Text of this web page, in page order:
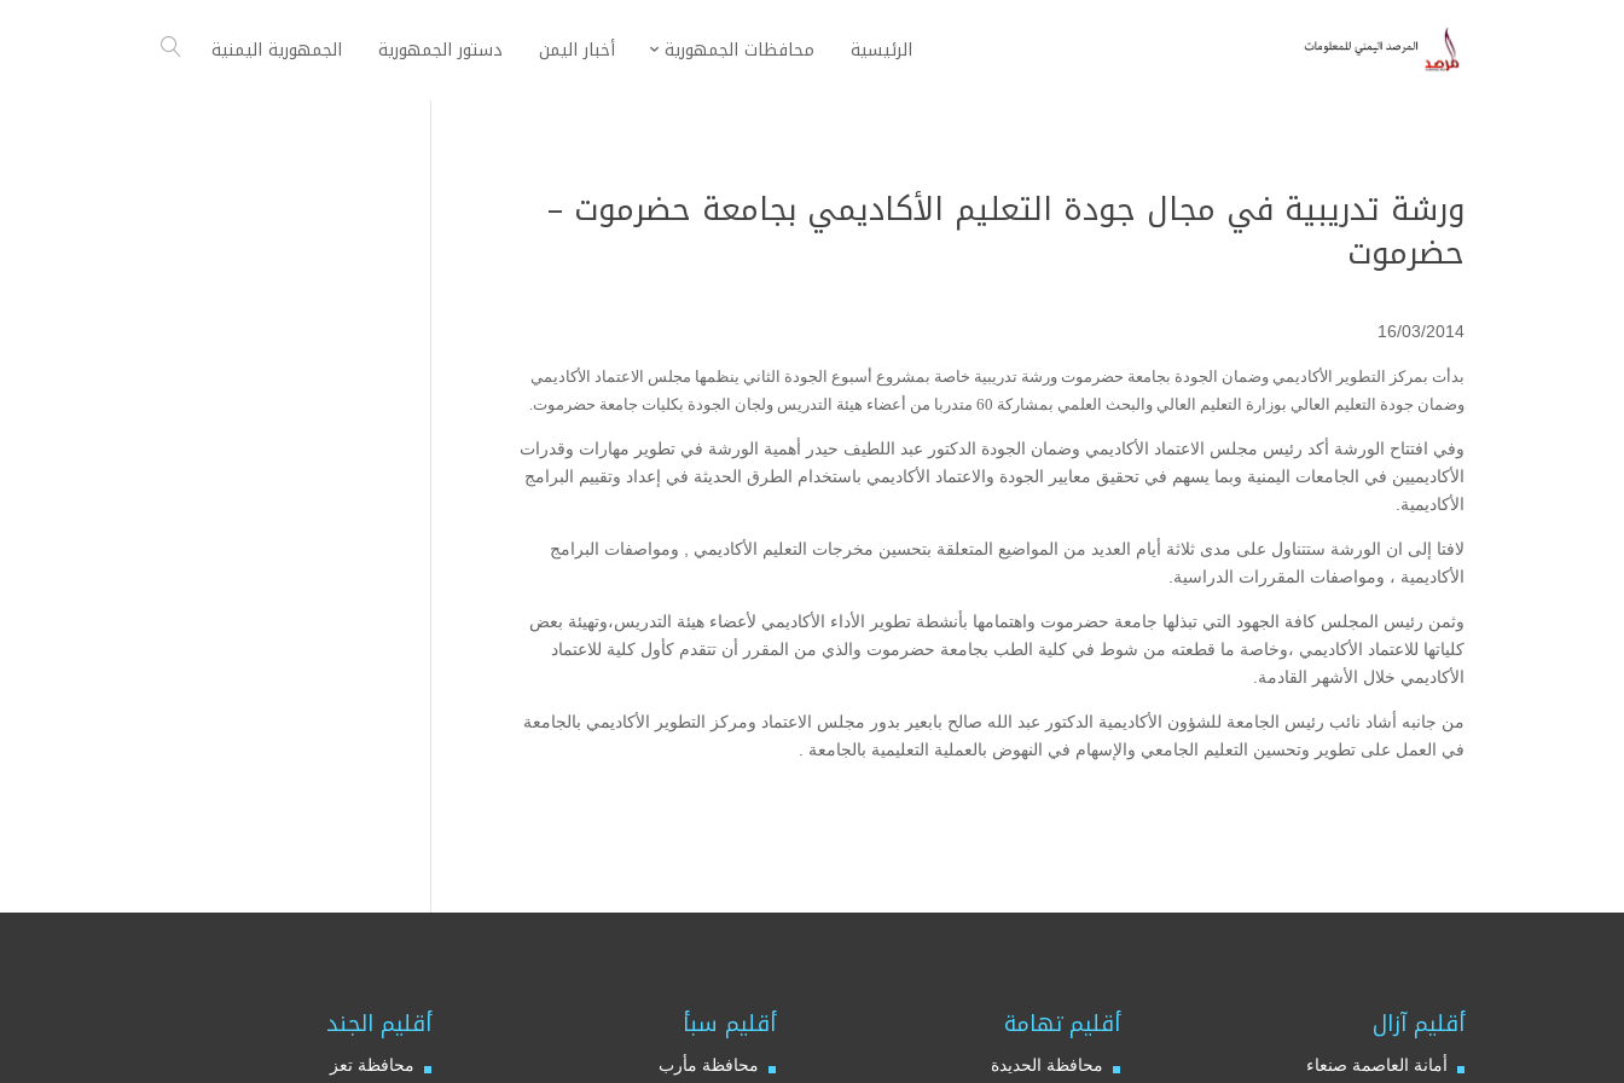
الرئيسية محافظات الجمهورية أخبار اليمن دستور الجمهورية الجمهورية اليمنية
ورشة تدريبية في مجال جودة التعليم الأكاديمي بجامعة حضرموت –
حضرموت
16/03/2014
بدأت بمركز التطوير الأكاديمي وضمان الجودة بجامعة حضرموت ورشة تدريبية خاصة بمشروع أسبوع الجودة الثاني ينظمها مجلس الاعتماد الأكاديمي
وضمان جودة التعليم العالي بوزارة التعليم العالي والبحث العلمي بمشاركة 60 متدربا من أعضاء هيئة التدريس ولجان الجودة بكليات جامعة حضرموت.
وفي افتتاح الورشة أكد رئيس مجلس الاعتماد الأكاديمي وضمان الجودة الدكتور عبد اللطيف حيدر أهمية الورشة في تطوير مهارات وقدرات
الأكاديميين في الجامعات اليمنية وبما يسهم في تحقيق معايير الجودة والاعتماد الأكاديمي باستخدام الطرق الحديثة في إعداد وتقييم البرامج
الأكاديمية.
لافتا إلى ان الورشة ستتناول على مدى ثلاثة أيام العديد من المواضيع المتعلقة بتحسين مخرجات التعليم الأكاديمي , ومواصفات البرامج
الأكاديمية ، ومواصفات المقررات الدراسية.
وثمن رئيس المجلس كافة الجهود التي تبذلها جامعة حضرموت واهتمامها بأنشطة تطوير الأداء الأكاديمي لأعضاء هيئة التدريس،وتهيئة بعض
كلياتها للاعتماد الأكاديمي ،وخاصة ما قطعته من شوط في كلية الطب بجامعة حضرموت والذي من المقرر أن تتقدم كأول كلية للاعتماد
الأكاديمي خلال الأشهر القادمة.
من جانبه أشاد نائب رئيس الجامعة للشؤون الأكاديمية الدكتور عبد الله صالح بابعير بدور مجلس الاعتماد ومركز التطوير الأكاديمي بالجامعة
في العمل على تطوير وتحسين التعليم الجامعي والإسهام في النهوض بالعملية التعليمية بالجامعة .
أقليم آزال
أمانة العاصمة صنعاء
أقليم تهامة
محافظة الحديدة
أقليم سبأ
محافظة مأرب
أقليم الجند
محافظة تعز